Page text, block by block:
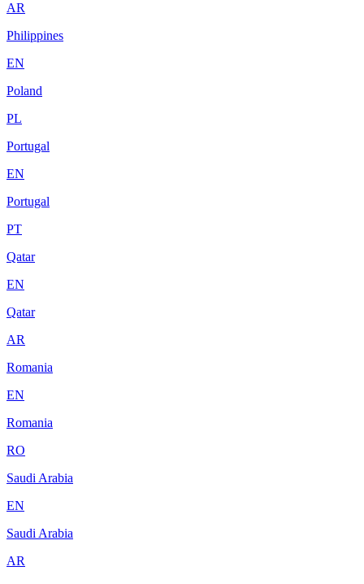
AR
Philippines
EN
Poland
PL
Portugal
EN
Portugal
PT
Qatar
EN
Qatar
AR
Romania
EN
Romania
RO
Saudi Arabia
EN
Saudi Arabia
AR